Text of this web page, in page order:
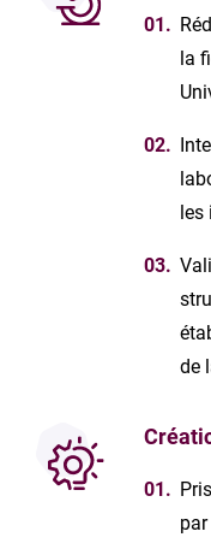
la
les
de